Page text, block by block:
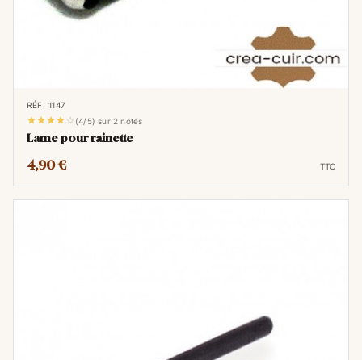
RÉF. 1147
  (4/5) sur 2 notes
Lame pour rainette
4,90 € TTC